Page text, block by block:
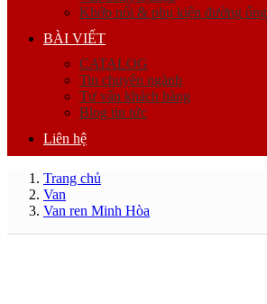
Khớp nối & phụ kiện đường ống
BÀI VIẾT
CATALOG
Tin chuyên ngành
Tư vấn khách hàng
Blog tin tức
Liên hệ
Trang chủ
Van
Van ren Minh Hòa